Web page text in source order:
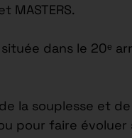
MASTERS.
dans le 20ᵉ
la souplesse et
pour faire évoluer